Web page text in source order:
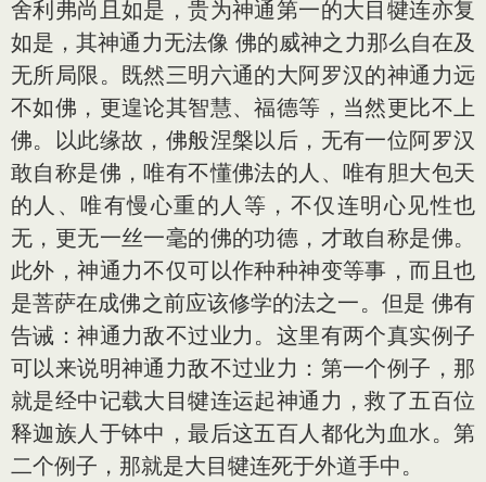
舍利弗尚且如是，贵为神通第一的大目犍连亦复
如是，其神通力无法像 佛的威神之力那么自在及
无所局限。既然三明六通的大阿罗汉的神通力远
不如佛，更遑论其智慧、福德等，当然更比不上
佛。以此缘故，佛般涅槃以后，无有一位阿罗汉
敢自称是佛，唯有不懂佛法的人、唯有胆大包天
的人、唯有慢心重的人等，不仅连明心见性也
无，更无一丝一毫的佛的功德，才敢自称是佛。
此外，神通力不仅可以作种种神变等事，而且也
是菩萨在成佛之前应该修学的法之一。但是 佛有
告诫：神通力敌不过业力。这里有两个真实例子
可以来说明神通力敌不过业力：第一个例子，那
就是经中记载大目犍连运起神通力，救了五百位
释迦族人于钵中，最后这五百人都化为血水。第
二个例子，那就是大目犍连死于外道手中。